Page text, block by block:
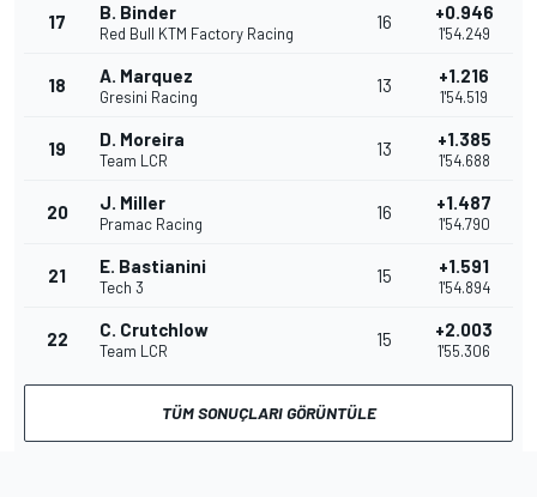
17 B. Binder
Red Bull KTM Factory Racing
16 +0.946
1'54.249
18 A. Marquez
Gresini Racing
13 +1.216
1'54.519
19 D. Moreira
Team LCR
13 +1.385
1'54.688
20 J. Miller
Pramac Racing
16 +1.487
1'54.790
21 E. Bastianini
Tech 3
15 +1.591
1'54.894
22 C. Crutchlow
Team LCR
15 +2.003
1'55.306
TÜM SONUÇLARI GÖRÜNTÜLE